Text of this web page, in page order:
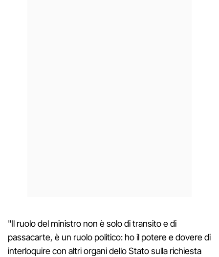
"Il ruolo del ministro non è solo di transito e di
passacarte, è un ruolo politico: ho il potere e dovere di
interloquire con altri organi dello Stato sulla richiesta